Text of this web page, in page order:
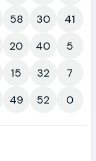
58 30
41
20 40
5
15 32
7
49 52 0